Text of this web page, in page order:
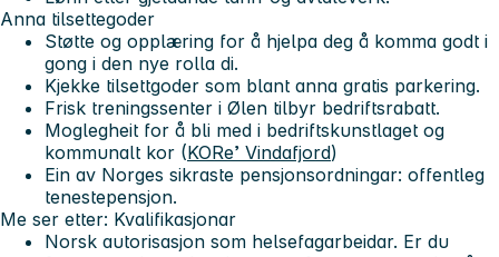
Anna tilsettegoder
Støtte og opplæring for å hjelpa deg å komma godt i
gong i den nye rolla di.
Kjekke tilsettgoder som blant anna gratis parkering.
Frisk treningssenter i Ølen tilbyr bedriftsrabatt.
Moglegheit for å bli med i bedriftskunstlaget og
kommunalt kor (KORe’ Vindafjord)
Ein av Norges sikraste pensjonsordningar: offentleg
tenestepensjon.
Me ser etter: Kvalifikasjonar
Norsk autorisasjon som helsefagarbeidar. Er du